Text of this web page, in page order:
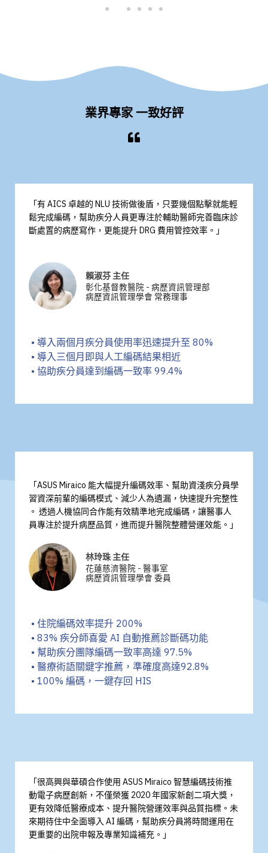
業界專家 一致好評
「有 AICS 卓越的 NLU 技術做後盾，只要幾個點擊就能輕
鬆完成編碼，幫助疾分人員更專注於輔助醫師完善臨床診
斷處置的病歷寫作，更能提升 DRG 費用管控效率。」
賴淑芬 主任
彰化基督教醫院 - 病歷資訊管理部
病歷資訊管理學會 常務理事
• 導入兩個月疾分員使用率迅速提升至 80%
• 導入三個月即與人工編碼結果相近
• 協助疾分員達到編碼一致率 99.4%
「ASUS Miraico 能大幅提升編碼效率、幫助資淺疾分員學
習資深前輩的編碼模式、減少人為遺漏，快速提升完整性
。 透過人機協同合作能有效精準地完成編碼，讓醫事人
員專注於提升病歷品質，進而提升醫院整體營運效能。」
林玲珠 主任
花蓮慈濟醫院 - 醫事室
病歷資訊管理學會 委員
• 住院編碼效率提升 200%
• 83% 疾分師喜愛 AI 自動推薦診斷碼功能
• 幫助疾分團隊編碼一致率高達 97.5%​
• 醫療術語關鍵字推薦，準確度高達92.8%
• 100% 編碼，一鍵存回 HIS
「很高興與華碩合作使用 ASUS Miraico 智慧編碼技術推
動電子病歷創新，不僅榮獲 2020 年國家新創二項大獎，
更有效降低醫療成本、提升醫院營運效率與品質指標。未
來期待住中全面導入 AI 編碼，幫助疾分員將時間運用在
更重要的出院申報及專業知識補充。」